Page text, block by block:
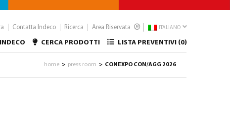
Contatta Indeco Ricerca Area Riservata ITALIANO
CERCA PRODOTTI LISTA PREVENTIVI (0)
home > press room > CONEXPO CON/AGG 2026